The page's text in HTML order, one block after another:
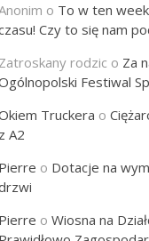
o To w ten
Czy to się nam
Zatroskany rodzic o Za
Festiwal
Truckera o
z A2
Pierre o Dotacje na
Pierre oWiosna na